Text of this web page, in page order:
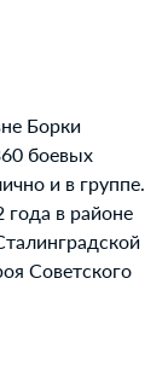
Борки
боевых
и в группе.
в районе
Советского